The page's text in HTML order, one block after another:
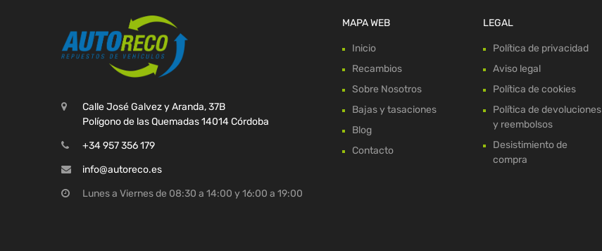
Calle José Galvez y Aranda, 37B
Polígono de las Quemadas 14014 Córdoba
+34 957 356 179
info@autoreco.es
Lunes a Viernes de 08:30 a 14:00 y 16:00 a 19:00
MAPA WEB
Inicio
Recambios
Sobre Nosotros
Bajas y tasaciones
Blog
Contacto
LEGAL
Política de privacidad
Aviso legal
Política de cookies
Política de devoluciones
y reembolsos
Desistimiento de
compra